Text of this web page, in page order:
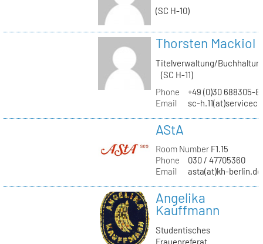
(SC H-10)
Thorsten Mackiol
Titelverwaltung/
(SC H-11)
Phone
+49 (0)30 688305-
Email
sc-
AStA
Room NumberF1.15
Phone
030 / 47705360
Email
asta(at)kh-berlin.de
Angelika
Kauffmann
Studentisches
Frauenreferat